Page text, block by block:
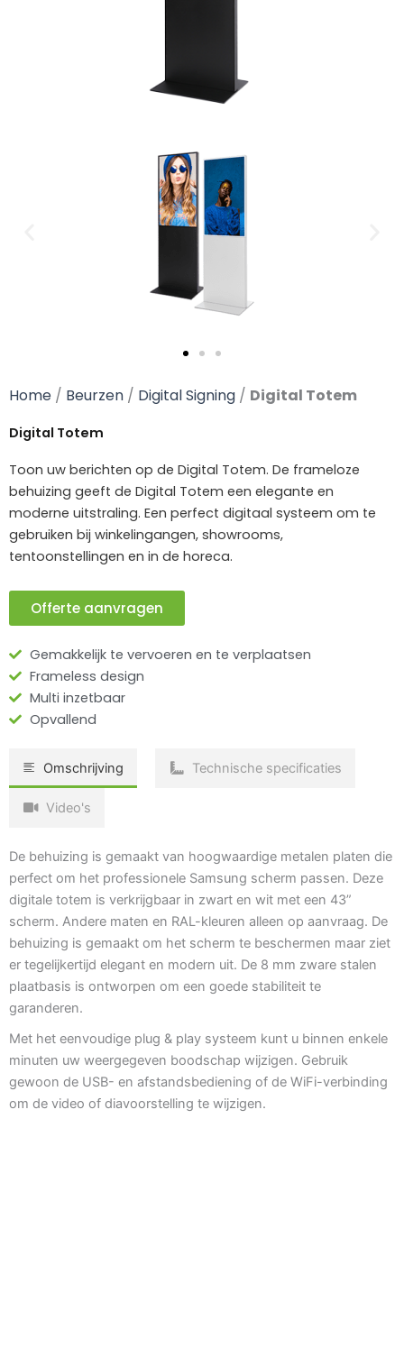
Home / Beurzen / Digital Signing / Digital Totem
Digital Totem
Toon uw berichten op de Digital Totem. De frameloze
behuizing geeft de Digital Totem een elegante en
moderne uitstraling. Een perfect digitaal systeem om te
gebruiken bij winkelingangen, showrooms,
tentoonstellingen en in de horeca.
Offerte aanvragen
Gemakkelijk te vervoeren en te verplaatsen
Frameless design
Multi inzetbaar
Opvallend
Omschrijving Technische specificaties
Video's
De behuizing is gemaakt van hoogwaardige metalen platen die
perfect om het professionele Samsung scherm passen. Deze
digitale totem is verkrijgbaar in zwart en wit met een 43”
scherm. Andere maten en RAL-kleuren alleen op aanvraag. De
behuizing is gemaakt om het scherm te beschermen maar ziet
er tegelijkertijd elegant en modern uit. De 8 mm zware stalen
plaatbasis is ontworpen om een goede stabiliteit te
garanderen.
Met het eenvoudige plug & play systeem kunt u binnen enkele
minuten uw weergegeven boodschap wijzigen. Gebruik
gewoon de USB- en afstandsbediening of de WiFi-verbinding
om de video of diavoorstelling te wijzigen.